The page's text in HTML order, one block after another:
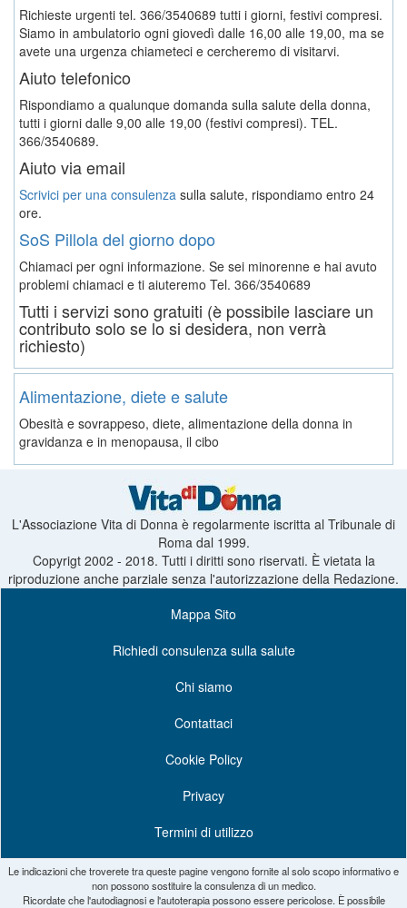
Richieste urgenti tel. 366/3540689 tutti i giorni, festivi compresi.
Siamo in ambulatorio ogni giovedì dalle 16,00 alle 19,00, ma se
avete una urgenza chiameteci e cercheremo di visitarvi.
Aiuto telefonico
Rispondiamo a qualunque domanda sulla salute della donna,
tutti i giorni dalle 9,00 alle 19,00 (festivi compresi). TEL.
366/3540689.
Aiuto via email
Scrivici per una consulenza sulla salute, rispondiamo entro 24
ore.
SoS Pillola del giorno dopo
Chiamaci per ogni informazione. Se sei minorenne e hai avuto
problemi chiamaci e ti aiuteremo Tel. 366/3540689
Tutti i servizi sono gratuiti (è possibile lasciare un
contributo solo se lo si desidera, non verrà
richiesto)
Alimentazione, diete e salute
Obesità e sovrappeso, diete, alimentazione della donna in
gravidanza e in menopausa, il cibo
L'Associazione Vita di Donna è regolarmente iscritta al Tribunale di
Roma dal 1999.
Copyrigt 2002 - 2018. Tutti i diritti sono riservati. È vietata la
riproduzione anche parziale senza l'autorizzazione della Redazione.
Mappa Sito
Richiedi consulenza sulla salute
Chi siamo
Contattaci
Cookie Policy
Privacy
Termini di utilizzo
Le indicazioni che troverete tra queste pagine vengono fornite al solo scopo informativo e
non possono sostituire la consulenza di un medico.
Ricordate che l'autodiagnosi e l'autoterapia possono essere pericolose. È possibile